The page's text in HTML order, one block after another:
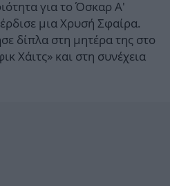
για το Όσκαρ Α'
μια Χρυσή Σφαίρα.
δίπλα στη μητέρα της στο
Χάιτς» και στη συνέχεια